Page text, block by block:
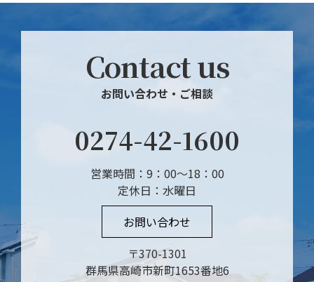
Contact us
お問い合わせ・ご相談
0274-42-1600
営業時間：9：00～18：00
定休日：水曜日
お問い合わせ
〒370-1301
群馬県高崎市新町1653番地6